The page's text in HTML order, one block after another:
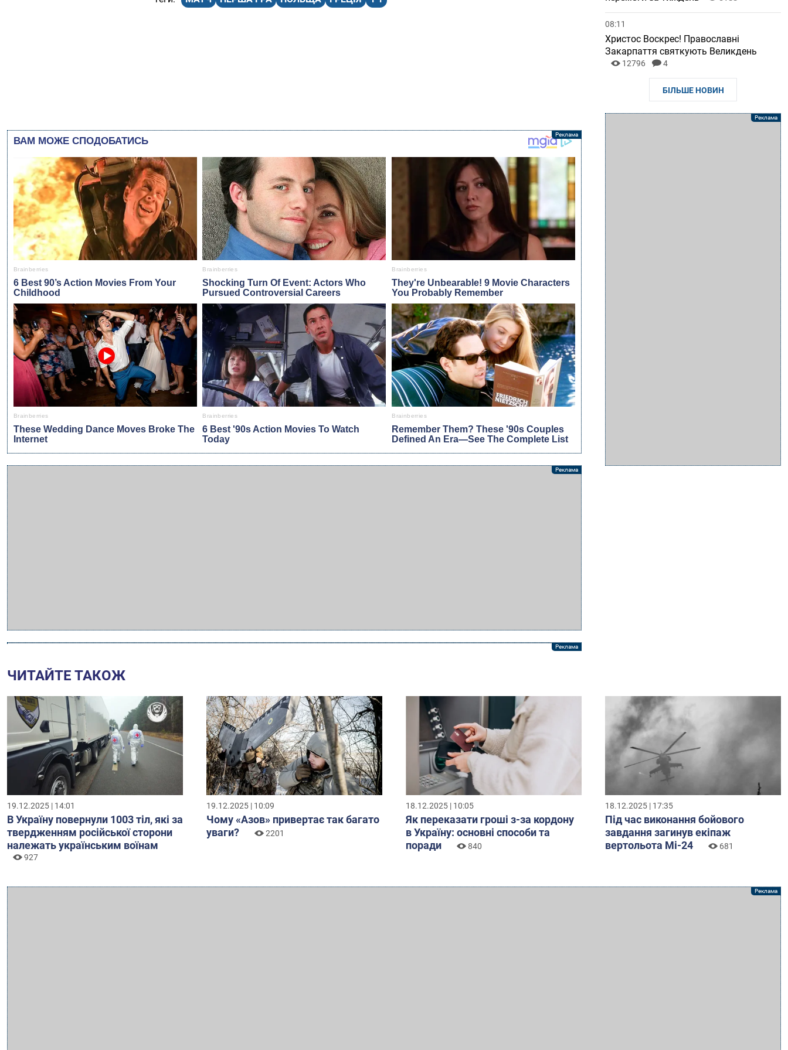
08:11
Христос Воскрес! Православні
Закарпаття святкують Великдень
12796 4
БІЛЬШЕ НОВИН
ЧИТАЙТЕ ТАКОЖ
19.12.2025 | 14:01
В Україну повернули 1003 тіл, які за
твердженням російської сторони
належать українським воїнам
927
19.12.2025 | 10:09
Чому «Азов» привертає так багато
уваги?
2201
18.12.2025 | 10:05
Як переказати гроші з-за кордону
в Україну: основні способи та
поради
840
18.12.2025 | 17:35
Під час виконання бойового
завдання загинув екіпаж
вертольота Мі-24
681